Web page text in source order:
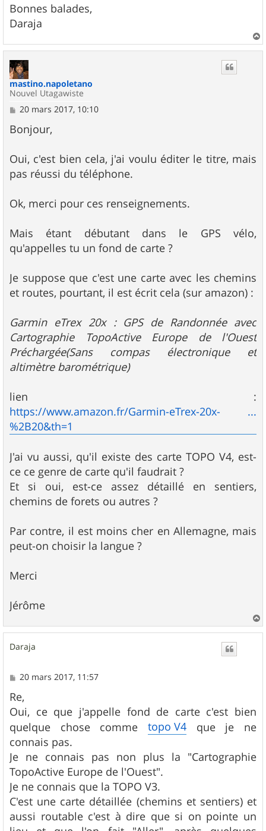
Bonnes balades,
Daraja
a
mastino.napoletano
Nouvel Utagawiste
M
s
s
g
e
20 mars 2017, 10:10
Bonjour,
Oui, c'est bien cela, j'ai voulu éditer le titre, mais
pas réussi du téléphone.
Ok, merci pour ces renseignements.
Mais étant débutant dans le GPS vélo,
qu'appelles tu un fond de carte ?
Je suppose que c'est une carte avec les chemins
et routes, pourtant, il est écrit cela (sur amazon) :
Garmin eTrex 20x : GPS de Randonnée avec
Cartographie TopoActive Europe de l'Ouest
Préchargée(Sans compas électronique et
altimètre barométrique)
lien :
https://www.amazon.fr/Garmin-eTrex-20x- ...
%2B20&th=1
J'ai vu aussi, qu'il existe des carte TOPO V4, est-
ce ce genre de carte qu'il faudrait ?
Et si oui, est-ce assez détaillé en sentiers,
chemins de forets ou autres ?
Par contre, il est moins cher en Allemagne, mais
peut-on choisir la langue ?
Merci
Jérôme
a
Daraja
M
s
s
a
g
e
20 mars 2017, 11:57
Re,
Oui, ce que j'appelle fond de carte c'est bien
quelque chose comme topo V4 que je ne
connais pas.
Je ne connais pas non plus la "Cartographie
TopoActive Europe de l'Ouest".
Je ne connais que la TOPO V3.
C'est une carte détaillée (chemins et sentiers) et
aussi routable c'est à dire que si on pointe un